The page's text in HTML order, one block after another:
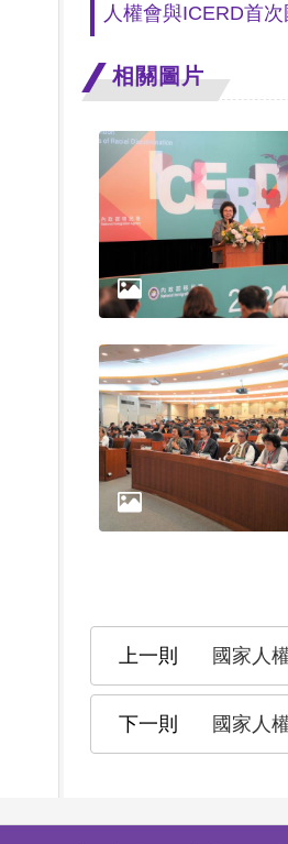
人權會與ICERD首
相關圖片
國家人
國家人